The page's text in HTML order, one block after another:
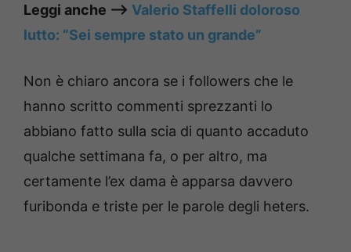
Leggi anche —-> Valerio Staffelli doloroso
lutto: “Sei sempre stato un grande”
Non è chiaro ancora se i followers che le
hanno scritto commenti sprezzanti lo
abbiano fatto sulla scia di quanto accaduto
qualche settimana fa, o per altro, ma
certamente l’ex dama è apparsa davvero
furibonda e triste per le parole degli heters.